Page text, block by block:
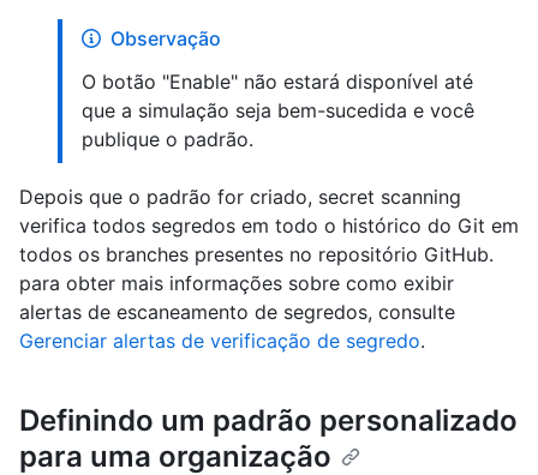
Observação
O botão "Enable" não estará disponível até
que a simulação seja bem-sucedida e você
publique o padrão.
Depois que o padrão for criado, secret scanning
verifica todos segredos em todo o histórico do Git em
todos os branches presentes no repositório GitHub.
para obter mais informações sobre como exibir
alertas de escaneamento de segredos, consulte
Gerenciar alertas de verificação de segredo.
Definindo um padrão personalizado
para uma organização